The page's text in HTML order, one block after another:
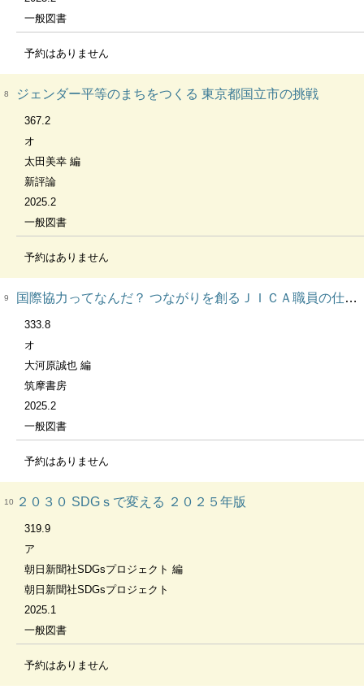
一般図書
予約はありません
8 ジェンダー平等のまちをつくる 東京都国立市の挑戦
367.2
オ
太田美幸 編
新評論
2025.2
一般図書
予約はありません
9 国際協力ってなんだ？ つながりを創るＪＩＣＡ職員の仕事 ちくまプリマー新書 483
333.8
オ
大河原誠也 編
筑摩書房
2025.2
一般図書
予約はありません
10 ２０３０ SDGｓで変える ２０２５年版
319.9
ア
朝日新聞社SDGsプロジェクト 編
朝日新聞社SDGsプロジェクト
2025.1
一般図書
予約はありません